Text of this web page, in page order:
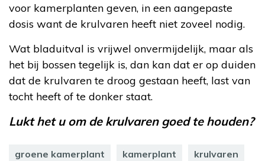
voor kamerplanten geven, in een aangepaste
dosis want de krulvaren heeft niet zoveel nodig.
Wat bladuitval is vrijwel onvermijdelijk, maar als
het bij bossen tegelijk is, dan kan dat er op duiden
dat de krulvaren te droog gestaan heeft, last van
tocht heeft of te donker staat.
Lukt het u om de krulvaren goed te houden?
groene kamerplant kamerplant krulvaren